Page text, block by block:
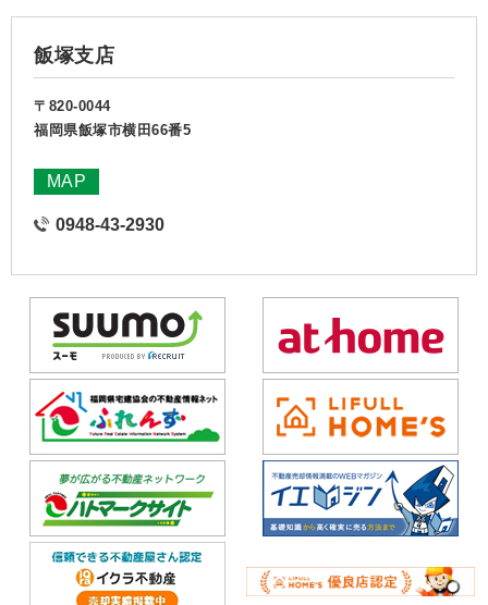
飯塚支店
〒820-0044
福岡県飯塚市横田66番5
MAP
0948-43-2930